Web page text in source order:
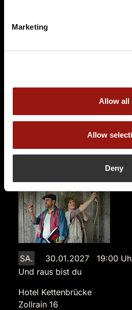
Marketing
Allow all
Allow
Deny
Das Escape Dinner - Escape
Auf der Karte anzeigen
139,90
Tickets
SA.
30.01.2027 19:00
Und raus bist du
Hotel Kettenbrücke
Zollrain 16